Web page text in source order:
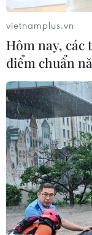
Tài
trên đường
23/06/2017 09:48
vietnamplus.vn
Hôm nay, các
điểm chuẩn